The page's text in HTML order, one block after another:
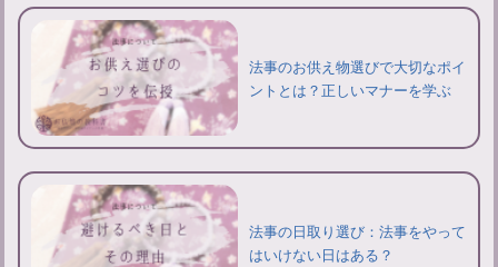
法事のお供え物選びで大切なポイ
ントとは？正しいマナーを学ぶ
法事の日取り選び：法事をやって
はいけない日はある？